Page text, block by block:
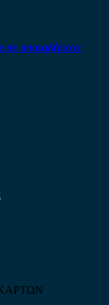
σε οποιαδήποτε